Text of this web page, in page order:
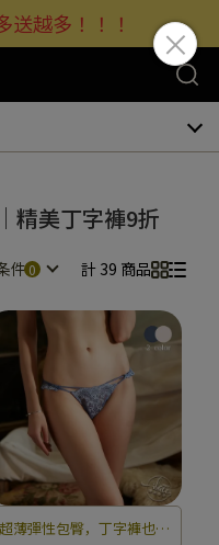
送越多！！！
精美丁字褲9折
件 計 39 商品
超薄彈性包臀，丁字褲也有